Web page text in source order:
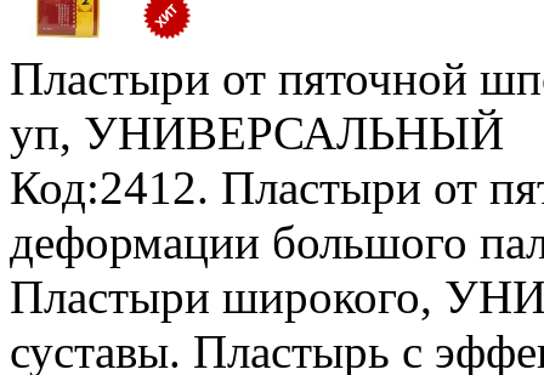
Пластыри от пяточной
уп, УНИВЕРСАЛЬНЫЙ
Код:2412. Пластыри от
деформации большого
Пластыри широкого,
суставы. Пластырь с